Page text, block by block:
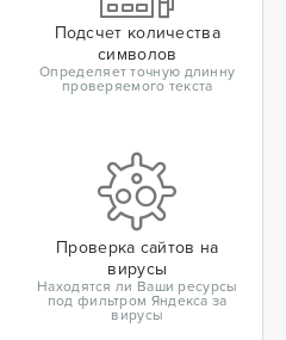
Подсчет количества
символов
Определяет точную длинну
проверяемого текста
Проверка сайтов на
вирусы
Находятся ли Ваши ресурсы
под фильтром Яндекса за
вирусы